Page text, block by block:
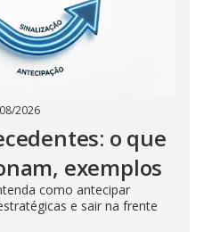
2026
o que
exemplos
como antecipar
e sair na frente